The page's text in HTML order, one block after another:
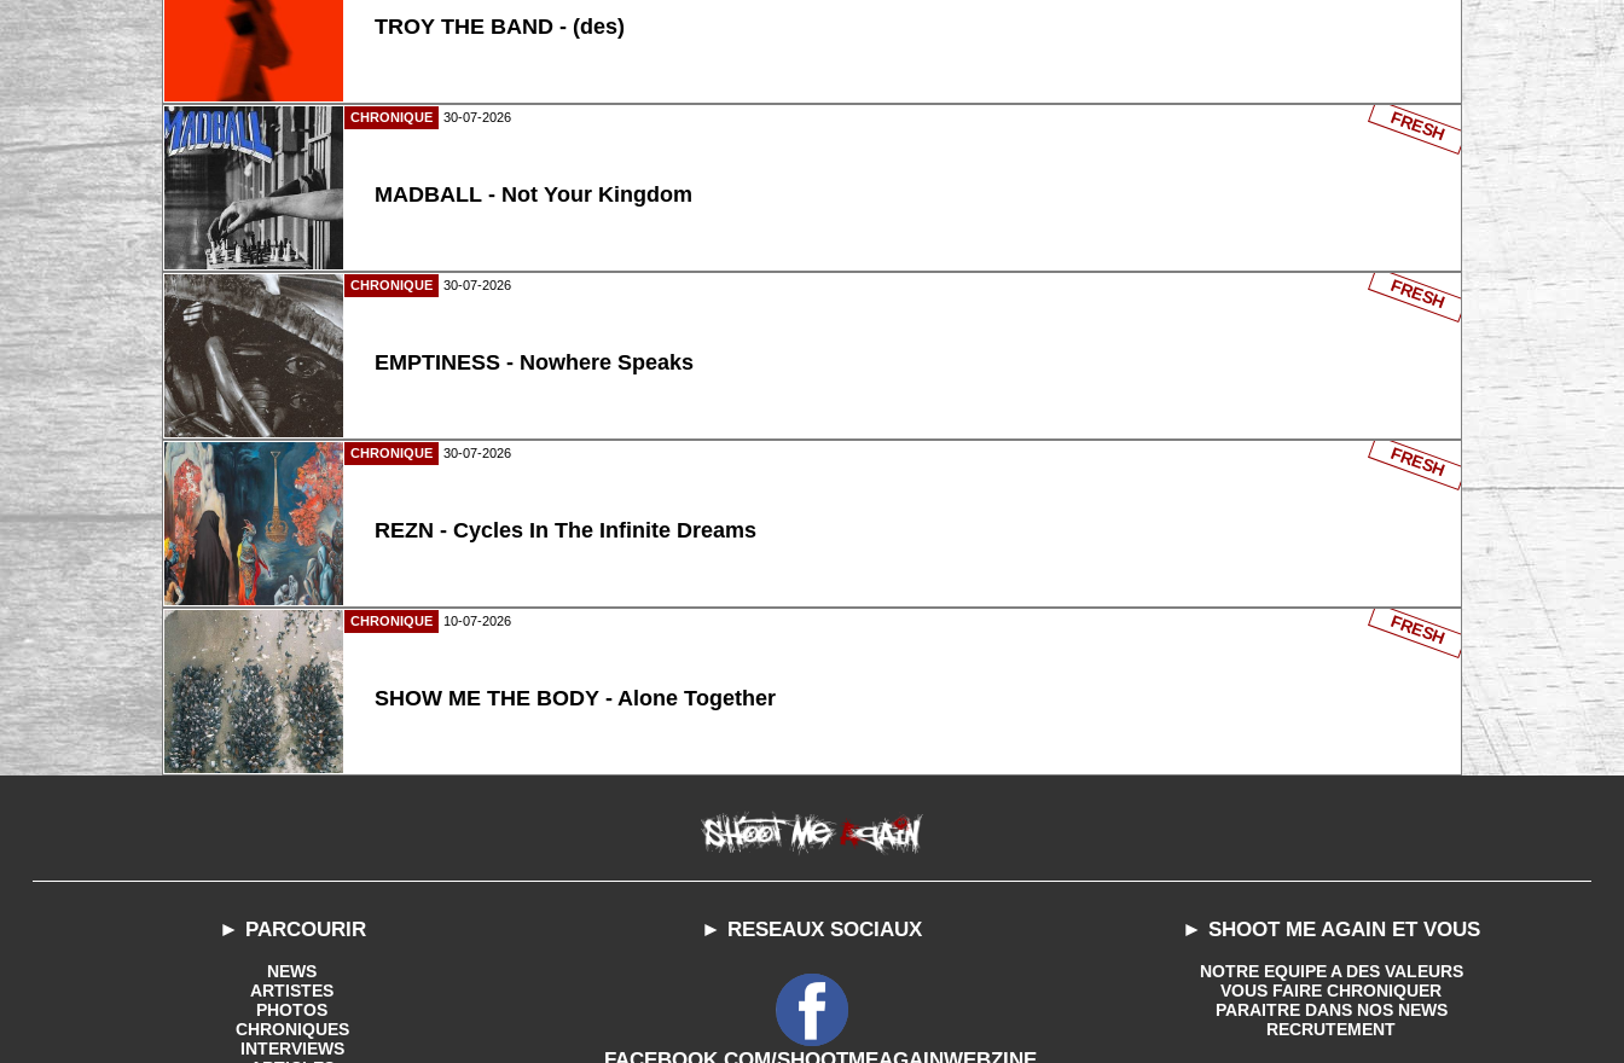
TROY THE BAND - (des)
CHRONIQUE 30-07-2026
MADBALL - Not Your Kingdom
FRESH
CHRONIQUE 30-07-2026
EMPTINESS - Nowhere Speaks
FRESH
CHRONIQUE 30-07-2026
REZN - Cycles In The Infinite Dreams
FRESH
CHRONIQUE 10-07-2026
SHOW ME THE BODY - Alone Together
FRESH
► PARCOURIR
NEWS
ARTISTES
PHOTOS
CHRONIQUES
INTERVIEWS
► RESEAUX SOCIAUX ► SHOOT ME AGAIN ET VOUS
NOTRE EQUIPE A DES VALEURS
VOUS FAIRE CHRONIQUER
PARAITRE DANS NOS NEWS
RECRUTEMENT